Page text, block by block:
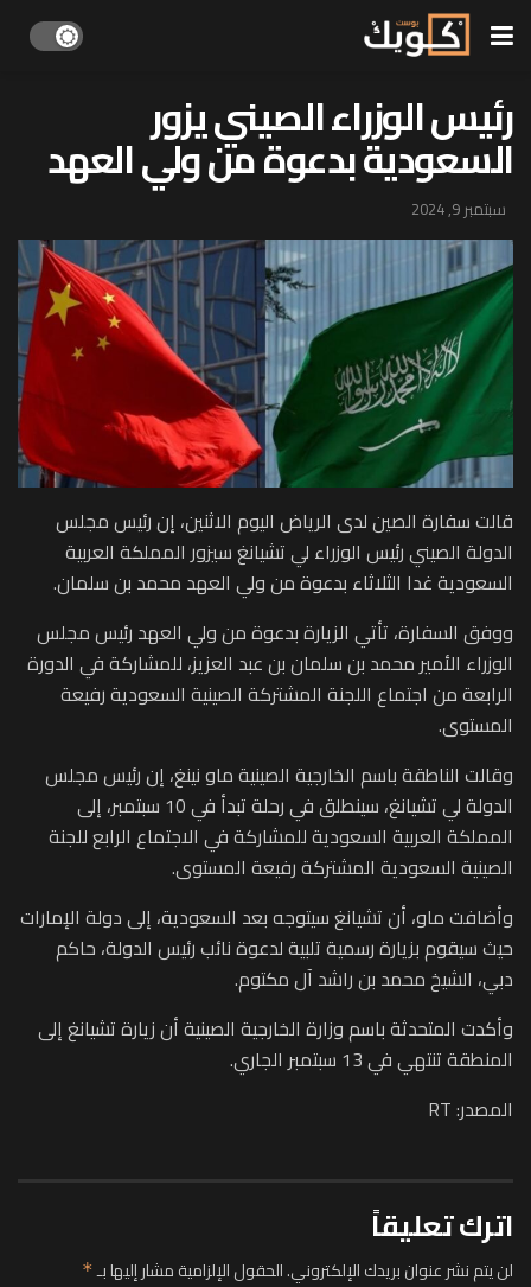
رئيس الوزراء الصيني يزور
السعودية بدعوة من ولي العهد
سبتمبر 9, 2024
قالت سفارة الصين لدى الرياض اليوم الاثنين، إن رئيس مجلس
الدولة الصيني رئيس الوزراء لي تشيانغ سيزور المملكة العربية
السعودية غدا الثلاثاء بدعوة من ولي العهد محمد بن سلمان.
ووفق السفارة، تأتي الزيارة بدعوة من ولي العهد رئيس مجلس
الوزراء الأمير محمد بن سلمان بن عبد العزيز، للمشاركة في الدورة
الرابعة من اجتماع اللجنة المشتركة الصينية السعودية رفيعة
المستوى.
وقالت الناطقة باسم الخارجية الصينية ماو نينغ، إن رئيس مجلس
الدولة لي تشيانغ، سينطلق في رحلة تبدأ في 10 سبتمبر، إلى
المملكة العربية السعودية للمشاركة في الاجتماع الرابع للجنة
الصينية السعودية المشتركة رفيعة المستوى.
وأضافت ماو، أن تشيانغ سيتوجه بعد السعودية، إلى دولة الإمارات
حيث سيقوم بزيارة رسمية تلبية لدعوة نائب رئيس الدولة، حاكم
دبي، الشيخ محمد بن راشد آل مكتوم.
وأكدت المتحدثة باسم وزارة الخارجية الصينية أن زيارة تشيانغ إلى
المنطقة تنتهي في 13 سبتمبر الجاري.
المصدر: RT
اترك تعليقاً
لن يتم نشر عنوان بريدك الإلكتروني.الحقول الإلزامية مشار إليها بـ*